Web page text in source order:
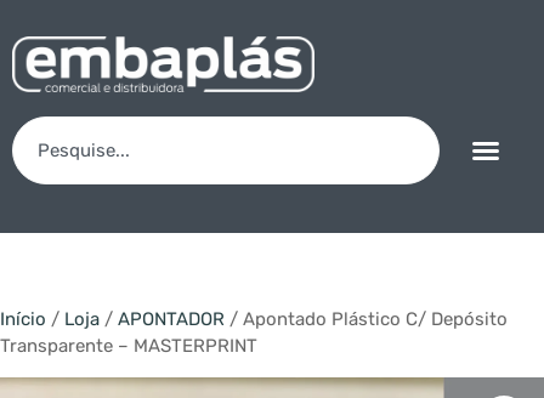
Início / Loja / APONTADOR / Apontado Plástico C/ Depósito
Transparente – MASTERPRINT